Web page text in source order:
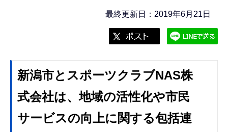
最終更新日：2019年6月21日
新潟市とスポーツクラブNAS株
式会社は、地域の活性化や市民
サービスの向上に関する包括連